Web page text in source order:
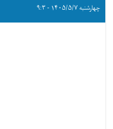
چهارشنبه ۱۴۰۵/۵/۷ - ۹:۳